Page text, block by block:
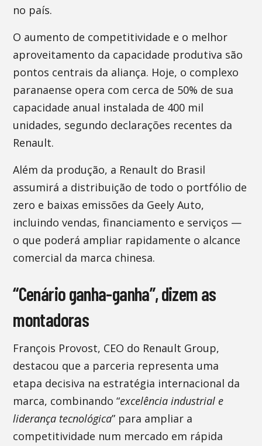
no país.
O aumento de competitividade e o melhor
aproveitamento da capacidade produtiva são
pontos centrais da aliança. Hoje, o complexo
paranaense opera com cerca de 50% de sua
capacidade anual instalada de 400 mil
unidades, segundo declarações recentes da
Renault.
Além da produção, a Renault do Brasil
assumirá a distribuição de todo o portfólio de
zero e baixas emissões da Geely Auto,
incluindo vendas, financiamento e serviços —
o que poderá ampliar rapidamente o alcance
comercial da marca chinesa.
“Cenário ganha-ganha”, dizem as
montadoras
François Provost, CEO do Renault Group,
destacou que a parceria representa uma
etapa decisiva na estratégia internacional da
marca, combinando “excelência industrial e
liderança tecnológica” para ampliar a
competitividade num mercado em rápida